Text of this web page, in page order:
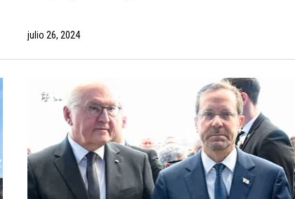
julio 26, 2024